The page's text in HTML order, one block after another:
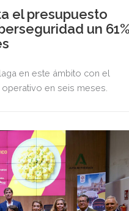
el presupuesto
un
en este ámbito con el
en seis meses.